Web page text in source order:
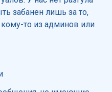
забанен лишь за то,
то из админов или